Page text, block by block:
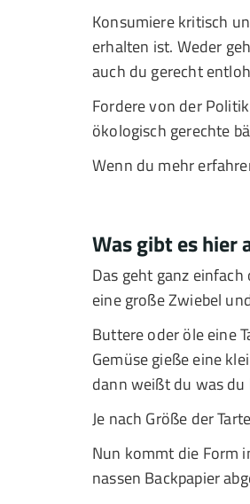
Konsumiere kritisch
erhalten ist. Weder
auch du gerecht
Fordere von der
ökologisch gerechte
Wenn du mehr
Was gibt es hier
Das geht ganz
eine große Zwiebel
Buttere oder öle eine
Gemüse gieße eine
dann weißt du was du
Je nach Größe der
Nun kommt die Form
nassen Backpapier